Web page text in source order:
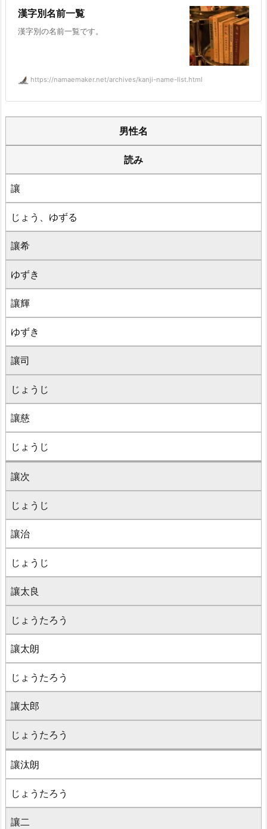
漢字別名前一覧
漢字別の名前一覧です。
https://namaemaker.net/archives/kanji-name-list.html
男性名
読み
讓
じょう、ゆずる
讓希
ゆずき
讓輝
ゆずき
讓司
じょうじ
讓慈
じょうじ
讓次
じょうじ
讓治
じょうじ
讓太良
じょうたろう
讓太朗
じょうたろう
讓太郎
じょうたろう
讓汰朗
じょうたろう
讓二